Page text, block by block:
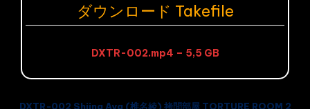
ダウンロード Takefile
DXTR-002.mp4 – 5,5 GB
DXTR-002 Shiina Aya (椎名綾) 拷問部屋 TORTURE ROOM 2